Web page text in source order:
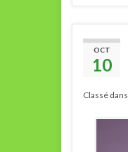
OCT
10
Classé dans